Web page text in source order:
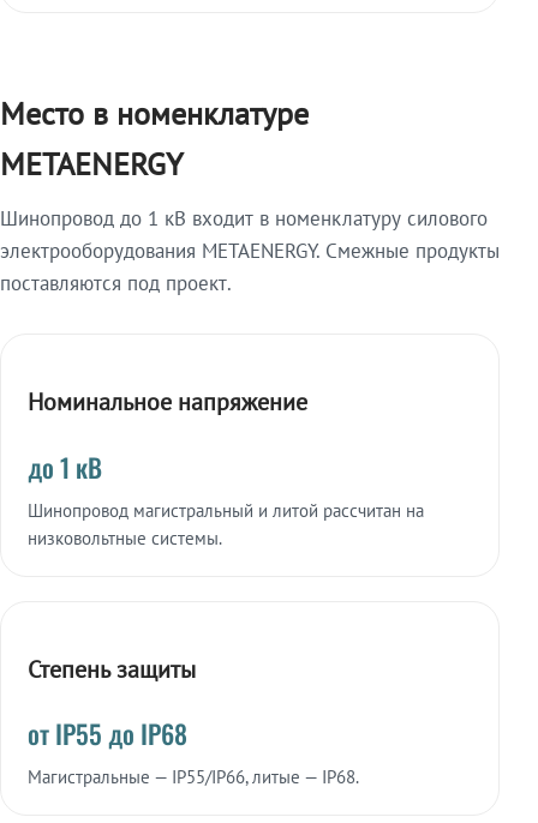
Место в номенклатуре
METAENERGY
Шинопровод до 1 кВ входит в номенклатуру силового
электрооборудования METAENERGY. Смежные продукты
поставляются под проект.
Номинальное напряжение
до 1 кВ
Шинопровод магистральный и литой рассчитан на
низковольтные системы.
Степень защиты
от IP55 до IP68
Магистральные — IP55/IP66, литые — IP68.